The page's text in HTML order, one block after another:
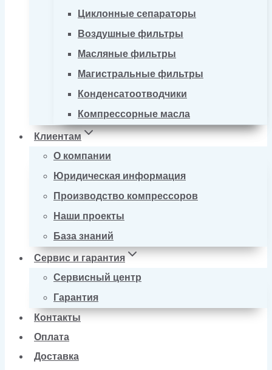
Циклонные сепараторы
Воздушные фильтры
Масляные фильтры
Магистральные фильтры
Конденсатоотводчики
Компрессорные масла
Клиентам
О компании
Юридическая информация
Производство компрессоров
Наши проекты
База знаний
Сервис и гарантия
Сервисный центр
Гарантия
Контакты
Оплата
Доставка